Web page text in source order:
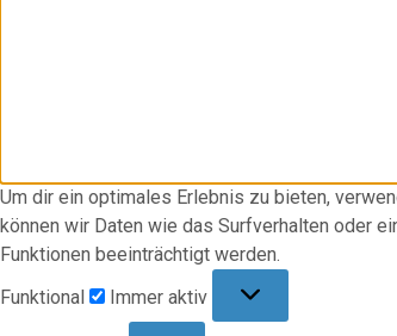
Um dir ein optimales Erlebnis zu bieten,
können wir Daten wie das Surfverhalten oder
Funktionen beeinträchtigt werden.
Funktional
Immer aktiv